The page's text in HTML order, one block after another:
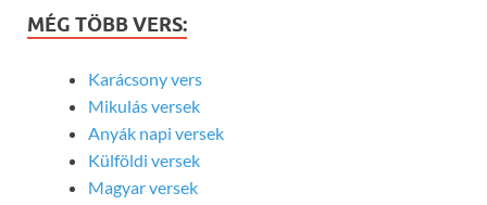
MÉG TÖBB VERS:
Karácsony vers
Mikulás versek
Anyák napi versek
Külföldi versek
Magyar versek